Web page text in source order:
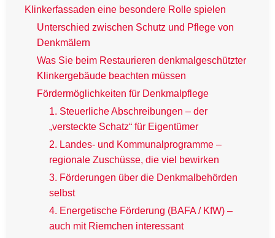
Klinkerfassaden eine besondere Rolle spielen
Unterschied zwischen Schutz und Pflege von
Denkmälern
Was Sie beim Restaurieren denkmalgeschützter
Klinkergebäude beachten müssen
Fördermöglichkeiten für Denkmalpflege
1. Steuerliche Abschreibungen – der
„versteckte Schatz“ für Eigentümer
2. Landes- und Kommunalprogramme –
regionale Zuschüsse, die viel bewirken
3. Förderungen über die Denkmalbehörden
selbst
4. Energetische Förderung (BAFA / KfW) –
auch mit Riemchen interessant